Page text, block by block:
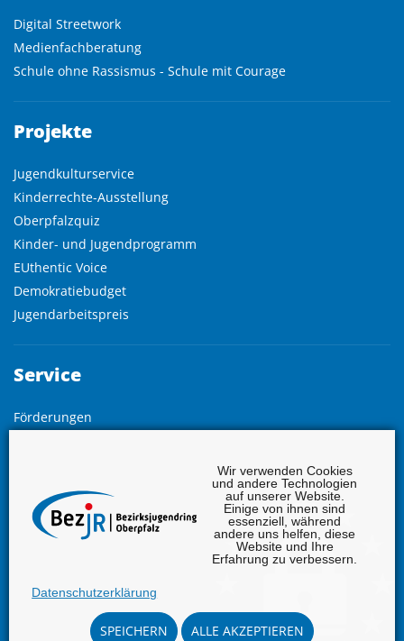
Wir verwenden Cookies
und andere Technologien
auf unserer Website.
Einige von ihnen sind
essenziell, während
andere uns helfen, diese
Website und Ihre
Erfahrung zu verbessern.
Datenschutzerklärung
SPEICHERN ALLE AKZEPTIEREN
Digital Streetwork
Medienfachberatung
Schule ohne Rassismus - Schule mit Courage
Projekte
Jugendkulturservice
Kinderrechte-Ausstellung
Oberpfalzquiz
Kinder- und Jugendprogramm
EUthentic Voice
Demokratiebudget
Jugendarbeitspreis
Service
Förderungen
Vollversammlung
Jahresberichte
Infodienst
Copyright ©2026Bezirksjugendring Oberpfalz - Alle Rechte